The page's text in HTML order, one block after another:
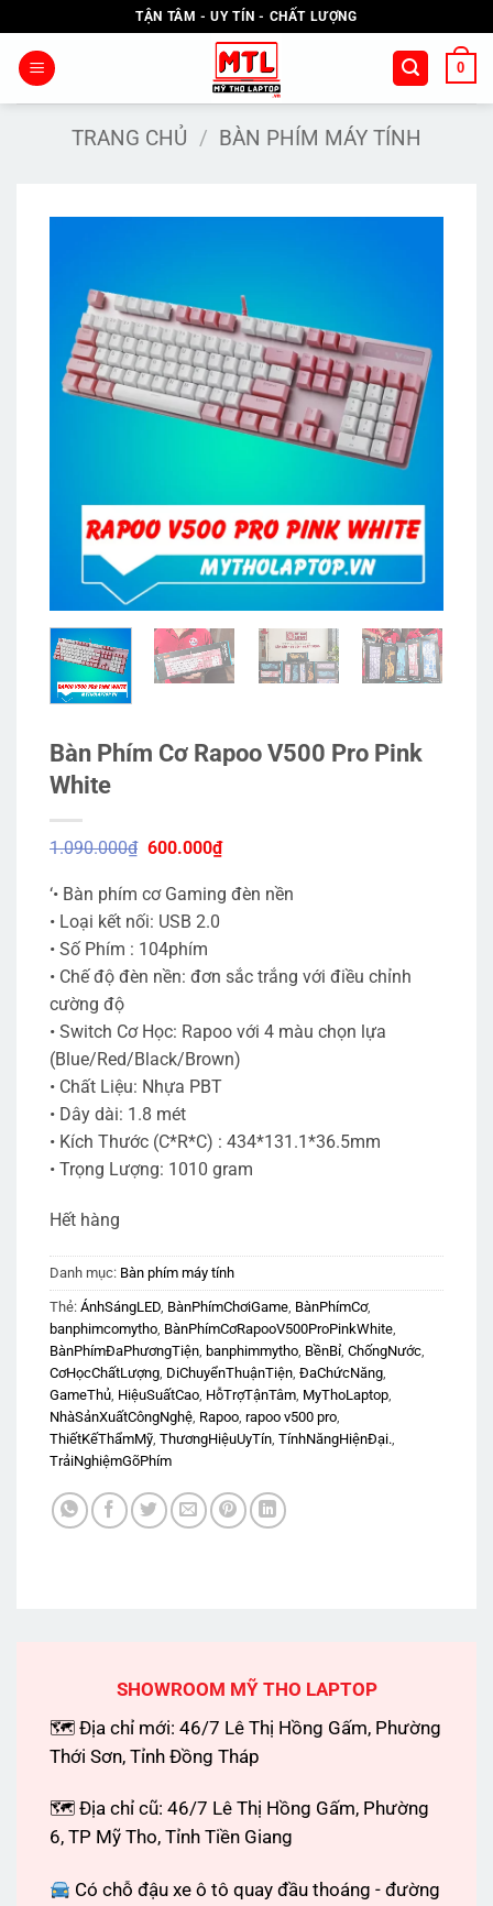
qua
nội
TẬN TÂM - UY TÍN - CHẤT LƯỢNG
0
TRANG CHỦ / BÀN PHÍM MÁY TÍNH
Bàn Phím Cơ Rapoo V500 Pro Pink
White
1.090.000₫ Giá
1.090.000₫.
600.000₫Giá
hiện
tại
là:
‘• Bàn phím cơ Gaming đèn nền
• Loại kết nối: USB 2.0
• Số Phím : 104phím
• Chế độ đèn nền: đơn sắc trắng với điều chỉnh
cường độ
• Switch Cơ Học: Rapoo với 4 màu chọn lựa
(Blue/Red/Black/Brown)
• Chất Liệu: Nhựa PBT
• Dây dài: 1.8 mét
• Kích Thước (C*R*C) : 434*131.1*36.5mm
• Trọng Lượng: 1010 gram
Hết hàng
Danh mục: Bàn phím máy tính
Thẻ: ÁnhSángLED, BànPhímChơiGame, BànPhímCơ,
banphimcomytho, BànPhímCơRapooV500ProPinkWhite,
BànPhímĐaPhươngTiện, banphimmytho, BềnBỉ, ChốngNước,
CơHọcChấtLượng, DiChuyểnThuậnTiện, ĐaChứcNăng,
GameThủ, HiệuSuấtCao, HỗTrợTậnTâm, MyThoLaptop,
NhàSảnXuấtCôngNghệ, Rapoo, rapoo v500 pro,
ThiếtKếThẩmMỹ, ThươngHiệuUyTín, TínhNăngHiệnĐại.,
TrảiNghiệmGõPhím
SHOWROOM MỸ THO LAPTOP
🗺 Địa chỉ mới: 46/7 Lê Thị Hồng Gấm, Phường
Thới Sơn, Tỉnh Đồng Tháp
🗺 Địa chỉ cũ: 46/7 Lê Thị Hồng Gấm, Phường
6, TP Mỹ Tho, Tỉnh Tiền Giang
Có chỗ đậu xe ô tô quay đầu thoáng - đường